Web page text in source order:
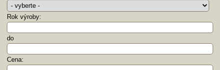
Rok výroby:
do
Cena: